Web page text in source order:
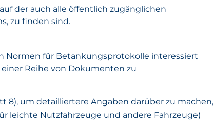
der auch alle öffentlich zugänglichen
zu finden sind.
Normen für Betankungsprotokolle interessiert
einer Reihe von Dokumenten zu
8), um detailliertere Angaben darüber zu machen,
leichte Nutzfahrzeuge und andere Fahrzeuge)